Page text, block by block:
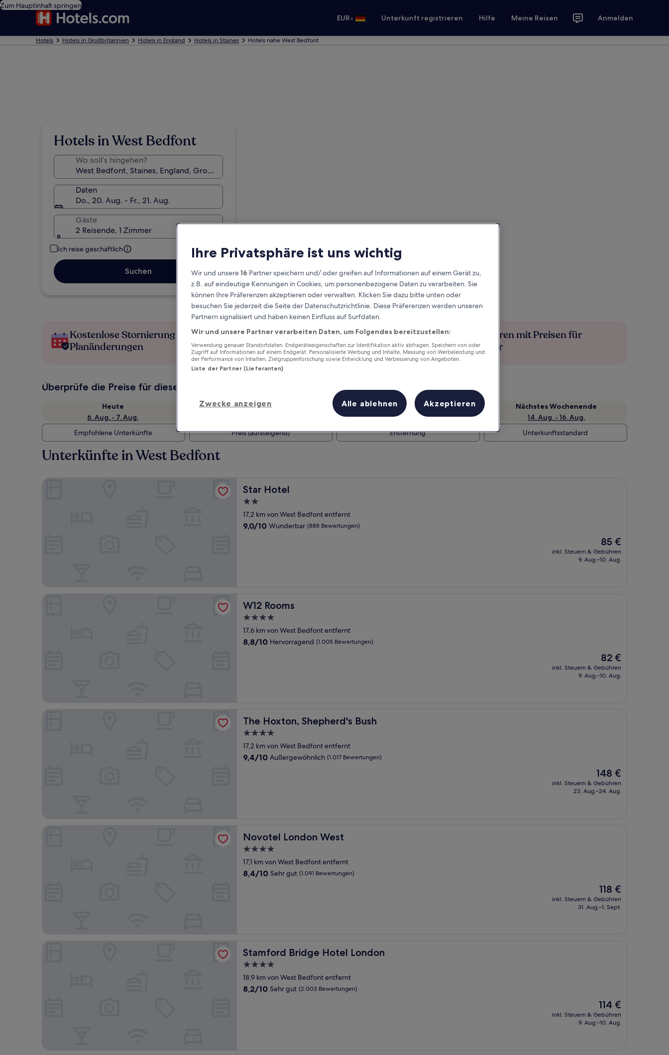
Zum Hauptinhalt springen
EUR• Unterkunft registrieren Hilfe Meine Reisen Anmelden
Hotels Hotels in Großbritannien Hotels in England Hotels in Staines Hotels nahe West Bedfont
Hotels in West Bedfont
Wo soll’s hingehen?
Daten
Do., 20. Aug. - Fr., 21. Aug.
Gäste
2 Reisende, 1 Zimmer
Ich reise geschäftlich
Suchen
Kostenlose Stornierung bei
Planänderungen
Verdiene Prämien für jede
wahrgenommene Übernachtung
Mehr sparen mit Preisen für
Mitglieder
Überprüfe die Preise für diese Daten
Heute
6. Aug. - 7. Aug.
Morgen
Dieses Wochenende
7. Aug. - 9. Aug.
Nächstes Wochenende
14. Aug. - 16. Aug.
Empfohlene Unterkünfte
Preis (aufsteigend) Entfernung Unterkunftsstandard
Unterkünfte in West Bedfont
Star Hotel
Star Hotel
2.0-
Sterne-
Unterkunft
17,2 km von West Bedfont entfernt
9.0
9,0/10 Wunderbar (888 Bewertungen)
Der
Preis
beträgt
85 €
inkl. Steuern & Gebühren
9. Aug.–10. Aug.
W12 Rooms
W12 Rooms
4.0-
Sterne-
Unterkunft
17,6 km von West Bedfont entfernt
8.8
8,8/10 Hervorragend (1.005 Bewertungen)
Der
Preis
beträgt
82 €
inkl. Steuern & Gebühren
9. Aug.–10. Aug.
W12 Rooms
The Hoxton, Shepherd's Bush
The Hoxton, Shepherd's Bush
4.0-
Sterne-
Unterkunft
17,2 km von West Bedfont entfernt
9.4
9,4/10 Außergewöhnlich (1.017 Bewertungen)
Der
Preis
beträgt
148 €
inkl. Steuern & Gebühren
23. Aug.–24. Aug.
Novotel London West
Novotel London West
4.0-
Sterne-
Unterkunft
17,1 km von West Bedfont entfernt
8.4
8,4/10 Sehr gut (1.091 Bewertungen)
Der
Preis
beträgt
118 €
inkl. Steuern & Gebühren
31. Aug.–1. Sept.
Novotel London West
Stamford Bridge Hotel London
Stamford Bridge Hotel London
4.0-
Sterne-
Unterkunft
18,9 km von West Bedfont entfernt
8.2
8,2/10 Sehr gut (2.003 Bewertungen)
Der
Preis
beträgt
114 €
inkl. Steuern & Gebühren
9. Aug.–10. Aug.
Ihre Privatsphäre ist uns wichtig
Wir und unsere16 Partner speichern und/ oder greifen auf Informationen auf einem Gerät zu,
z.B. auf eindeutige Kennungen in Cookies, um personenbezogene Daten zu verarbeiten. Sie
können Ihre Präferenzen akzeptieren oder verwalten. Klicken Sie dazu bitte unten oder
besuchen Sie jederzeit die Seite der Datenschutzrichtlinie. Diese Präferenzen werden unseren
Partnern signalisiert und haben keinen Einfluss auf Surfdaten.
Wir und unsere Partner verarbeiten Daten, um Folgendes bereitzustellen:
Verwendung genauer Standortdaten. Endgeräteeigenschaften zur Identifikation aktiv abfragen. Speichern von oder
Zugriff auf Informationen auf einem Endgerät. Personalisierte Werbung und Inhalte, Messung von Werbeleistung und
der Performance von Inhalten, Zielgruppenforschung sowie Entwicklung und Verbesserung von Angeboten.
Liste der Partner (Lieferanten)
Zwecke anzeigen Alle ablehnen Akzeptieren